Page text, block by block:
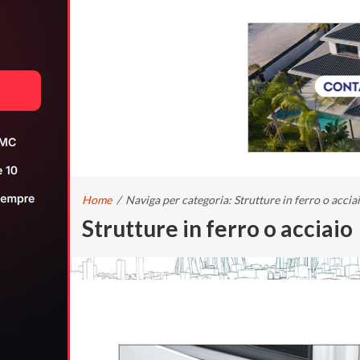
Home / Naviga per categoria: Strutture in ferro o
Strutture in ferro o acciaio